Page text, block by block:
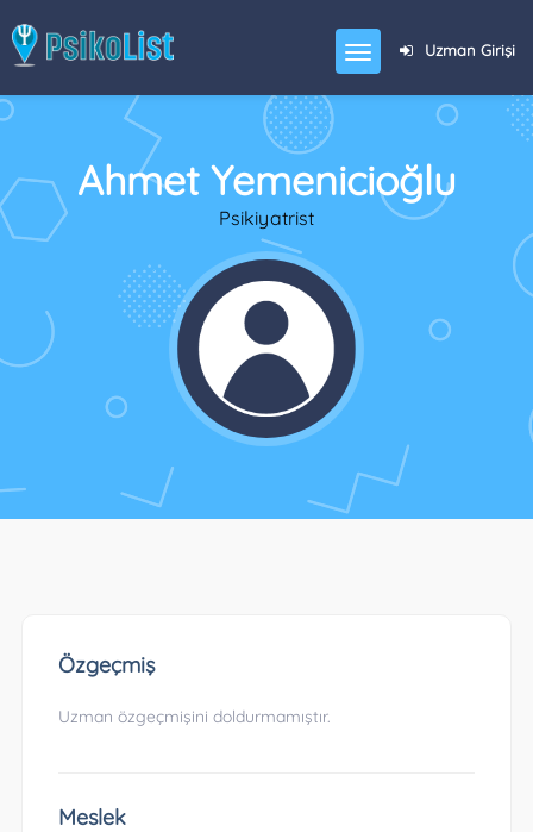
Uzman Girişi
Ahmet Yemenicioğlu
Psikiyatrist
Özgeçmiş
Uzman özgeçmişini doldurmamıştır.
Meslek